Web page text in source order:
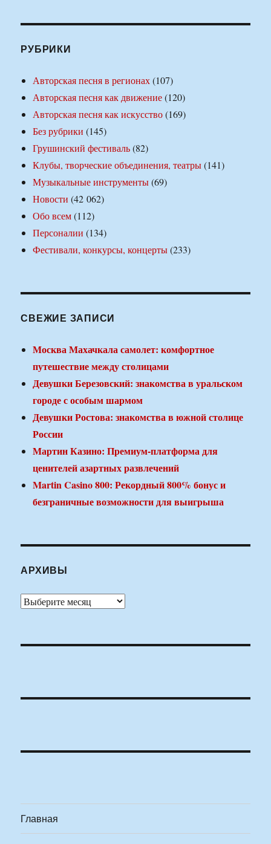
РУБРИКИ
Авторская песня в регионах(107)
Авторская песня как движение(120)
Авторская песня как искусство(169)
Без рубрики (145)
Грушинский фестиваль(82)
Клубы, творческие объединения, театры(141)
Музыкальные инструменты(69)
Новости (42 062)
Обо всем(112)
Персоналии (134)
Фестивали, конкурсы, концерты(233)
СВЕЖИЕ ЗАПИСИ
Москва Махачкала самолет: комфортное
путешествие между столицами
Девушки Березовский: знакомства в уральском
городе с особым шармом
Девушки Ростова: знакомства в южной столице
России
Мартин Казино: Премиум-платформа для
ценителей азартных развлечений
Martin Casino 800: Рекордный 800% бонус и
безграничные возможности для выигрыша
АРХИВЫ
Архивы
Главная